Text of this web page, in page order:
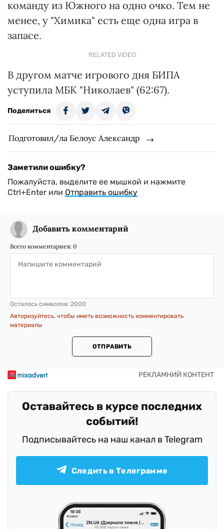
команду из Южного на одно очко. Тем не
менее, у "Химика" есть еще одна игра в
запасе.
RELATED VIDEO
В другом матче игрового дня БИПА
уступила МБК "Николаев" (62:67).
Поделиться
Подготовил/ла Белоус Александр
Заметили ошибку?
Пожалуйста, выделите ее мышкой и нажмите
Ctrl+Enter или Отправить ошибку
Добавить комментарий
Всего комментариев: 0
Осталось символов: 2000
Авторизуйтесь, чтобы иметь возможность комментировать
материалы
ОТПРАВИТЬ
Оставайтесь в курсе последних
событий!
Подписывайтесь на наш канал в Telegram
Следить в Телеграмме